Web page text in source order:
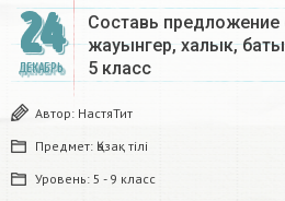
24
ДЕКАБРЬ
Составь
жауынгер, халык,
5 класс​
Автор: НастяТит
Предмет: Қазақ тiлi
Уровень: 5 - 9 класс